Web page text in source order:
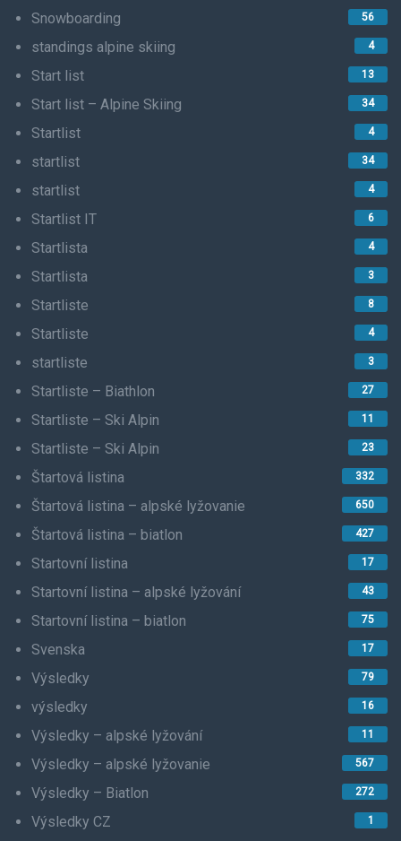
Snowboarding 56
standings alpine skiing 4
Start list 13
Start list – Alpine Skiing 34
Startlist 4
startlist 34
startlist 4
Startlist IT 6
Startlista 4
Startlista 3
Startliste 8
Startliste 4
startliste 3
Startliste – Biathlon 27
Startliste – Ski Alpin 11
Startliste – Ski Alpin 23
Štartová listina 332
Štartová listina – alpské lyžovanie 650
Štartová listina – biatlon 427
Startovní listina 17
Startovní listina – alpské lyžování 43
Startovní listina – biatlon 75
Svenska 17
Výsledky 79
výsledky 16
Výsledky – alpské lyžování 11
Výsledky – alpské lyžovanie 567
Výsledky – Biatlon 272
Výsledky CZ 1